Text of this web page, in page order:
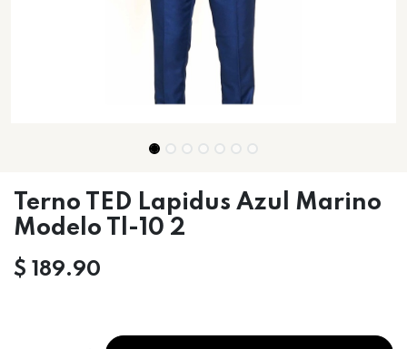
Terno TED Lapidus Azul Marino
Modelo Tl-10 2
$ 189.90